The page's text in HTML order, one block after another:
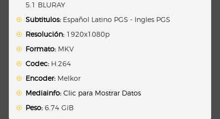
5.1 BLURAY
Subtitulos: Español Latino PGS - Ingles PGS
Resolución: 1920x1080p
Formato: MKV
Codec: H.264
Encoder: Melkor
Mediainfo: Clic para Mostrar Datos
Peso: 6.74 GiB